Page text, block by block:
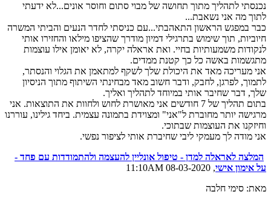
נכנסתי לתהליך מתוך תחושה של מבוי סתום וחוסר אונים...לא ידעתי
לתוך מה אני נשאבת...
כבר במפגש הראשון התאהבתי...עם כניסתי לחדר הנעים והביתי המשרה
חיוביות, תוך שימוש בתרגילי דמיון מודרך שהציפו מילאו והחזירו אותי
לנקודות משמעותיות בחיי. ואת אראלה יקרה, לא יאומן אילו עוצמות
מתגשמות באשה כל כך קטנת ממדים.
אני מעריכה מאד את היכולת שלך לשקף למתאמן את הגלוי והנסתר,
לתמוך, לפרגן, לחבק, ודבר חשוב מאד מבחינתי השיתוף מתוך הניסיון
שלך, דבר שחיבר אותי במיוחד לתהליך ואליך.
בתום תהליך של 7 חודשים אני מאושרת לחוש ולחוות את התוצאות. אני
מרגישה יותר מחוברת ל"אני" ומצוידת בתמונה עצמית. ביחד גילינו, עוררנו
וחיזקנו את העוצמות שבתוכי.
אני מודה לך מעמקי ליבי שחיברת אותי לציפור נפשי.
המלצה לאראלה למדן - טיפול אונליין להעצמה ולהתמודדות עם פחד -
על אימון אישי, 08-03-2020 11:10AM
מאת: סימי חלבה